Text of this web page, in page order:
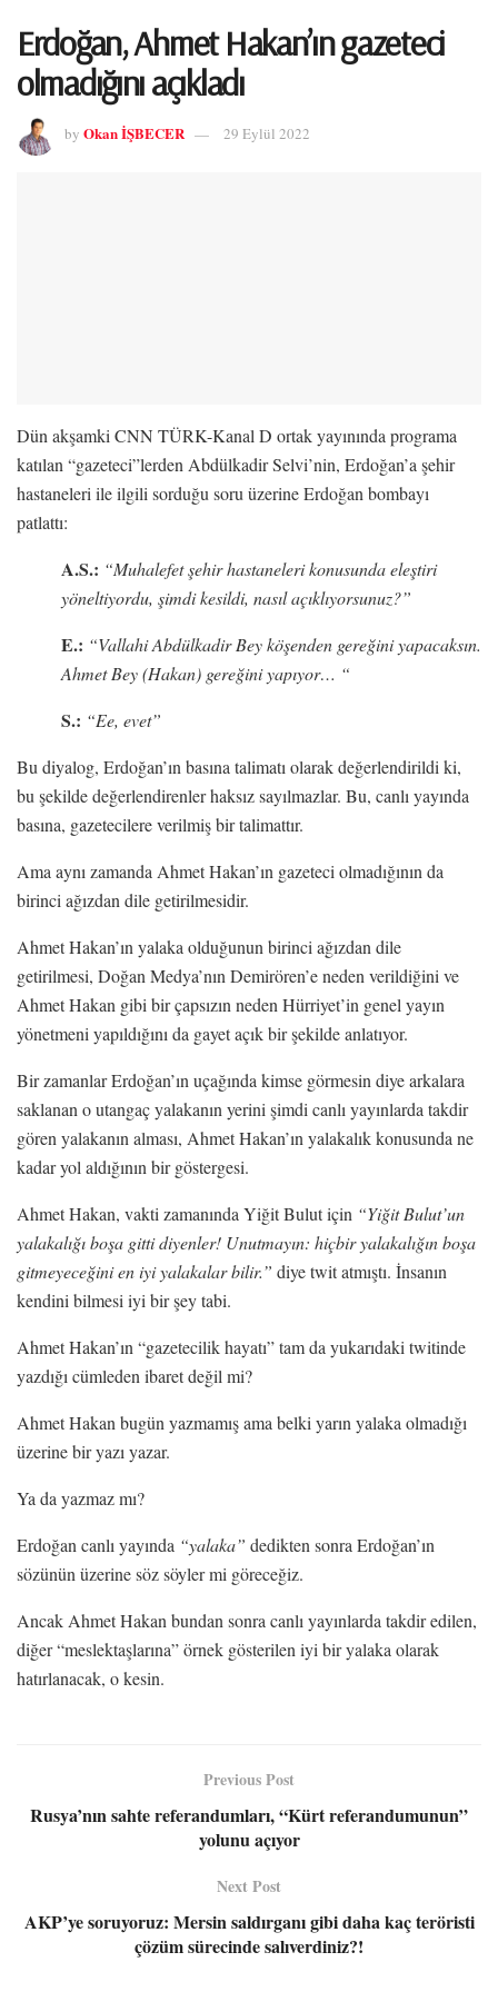
Erdoğan, Ahmet Hakan’ın gazeteci
olmadığını açıkladı
by Okan İŞBECER 29 Eylül 2022
Dün akşamki CNN TÜRK-Kanal D ortak yayınında programa
katılan “gazeteci”lerden Abdülkadir Selvi’nin, Erdoğan’a şehir
hastaneleri ile ilgili sorduğu soru üzerine Erdoğan bombayı
patlattı:
A.S.: “Muhalefet şehir hastaneleri konusunda eleştiri
yöneltiyordu, şimdi kesildi, nasıl açıklıyorsunuz?”
E.: “Vallahi Abdülkadir Bey köşenden gereğini yapacaksın.
Ahmet Bey (Hakan) gereğini yapıyor… “
S.: “Ee, evet”
Bu diyalog, Erdoğan’ın basına talimatı olarak değerlendirildi ki,
bu şekilde değerlendirenler haksız sayılmazlar. Bu, canlı yayında
basına, gazetecilere verilmiş bir talimattır.
Ama aynı zamanda Ahmet Hakan’ın gazeteci olmadığının da
birinci ağızdan dile getirilmesidir.
Ahmet Hakan’ın yalaka olduğunun birinci ağızdan dile
getirilmesi, Doğan Medya’nın Demirören’e neden verildiğini ve
Ahmet Hakan gibi bir çapsızın neden Hürriyet’in genel yayın
yönetmeni yapıldığını da gayet açık bir şekilde anlatıyor.
Bir zamanlar Erdoğan’ın uçağında kimse görmesin diye arkalara
saklanan o utangaç yalakanın yerini şimdi canlı yayınlarda takdir
gören yalakanın alması, Ahmet Hakan’ın yalakalık konusunda ne
kadar yol aldığının bir göstergesi.
Ahmet Hakan, vakti zamanında Yiğit Bulut için “Yiğit Bulut’un
yalakalığı boşa gitti diyenler! Unutmayın: hiçbir yalakalığın boşa
gitmeyeceğini en iyi yalakalar bilir.” diye twit atmıştı. İnsanın
kendini bilmesi iyi bir şey tabi.
Ahmet Hakan’ın “gazetecilik hayatı” tam da yukarıdaki twitinde
yazdığı cümleden ibaret değil mi?
Ahmet Hakan bugün yazmamış ama belki yarın yalaka olmadığı
üzerine bir yazı yazar.
Ya da yazmaz mı?
Erdoğan canlı yayında “yalaka” dedikten sonra Erdoğan’ın
sözünün üzerine söz söyler mi göreceğiz.
Ancak Ahmet Hakan bundan sonra canlı yayınlarda takdir edilen,
diğer “meslektaşlarına” örnek gösterilen iyi bir yalaka olarak
hatırlanacak, o kesin.
Previous Post
Rusya’nın sahte referandumları, “Kürt referandumunun”
yolunu açıyor
Next Post
AKP’ye soruyoruz: Mersin saldırganı gibi daha kaç teröristi
çözüm sürecinde salıverdiniz?!